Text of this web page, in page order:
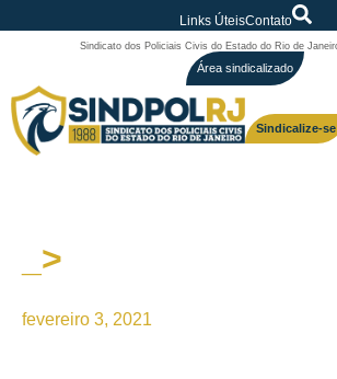
Links ÚteisContato
Sindicato dos Policiais Civis do Estado do Rio de
Área sindicalizado
Sindicalize-se
_>
fevereiro 3, 2021